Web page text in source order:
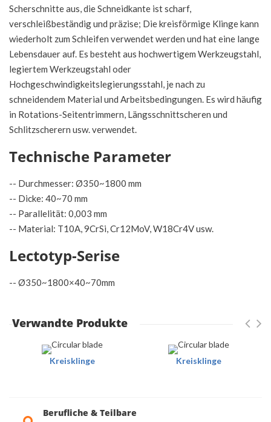
Scherschnitte aus, die Schneidkante ist scharf,
verschleißbeständig und präzise; Die kreisförmige Klinge kann
wiederholt zum Schleifen verwendet werden und hat eine lange
Lebensdauer auf. Es besteht aus hochwertigem Werkzeugstahl,
legiertem Werkzeugstahl oder
Hochgeschwindigkeitslegierungsstahl, je nach zu
schneidendem Material und Arbeitsbedingungen. Es wird häufig
in Rotations-Seitentrimmern, Längsschnittscheren und
Schlitzscherern usw. verwendet.
Technische Parameter
-- Durchmesser: Ø350~1800 mm
-- Dicke: 40~70 mm
-- Parallelität: 0,003 mm
-- Material: T10A, 9CrSi, Cr12MoV, W18Cr4V usw.
Lectotyp-Serise
-- Ø350~1800×40~70mm
Verwandte Produkte
Kreisklinge Kreisklinge
Berufliche & Teilbare